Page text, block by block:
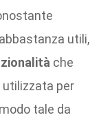
utili,
che
utilizzata per
tale da